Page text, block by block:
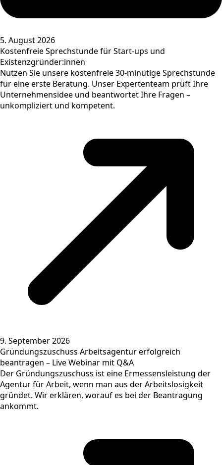
5. August 2026
Kostenfreie Sprechstunde für Start-ups und
Existenzgründer:innen
Nutzen Sie unsere kostenfreie 30-minütige Sprechstunde
für eine erste Beratung. Unser Expertenteam prüft Ihre
Unternehmensidee und beantwortet Ihre Fragen –
unkompliziert und kompetent.
9. September 2026
Gründungszuschuss Arbeitsagentur erfolgreich
beantragen – Live Webinar mit Q&A
Der Gründungszuschuss ist eine Ermessensleistung der
Agentur für Arbeit, wenn man aus der Arbeitslosigkeit
gründet. Wir erklären, worauf es bei der Beantragung
ankommt.